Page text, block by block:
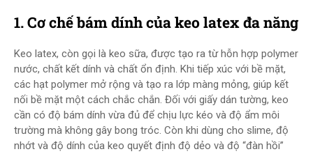
1. Cơ chế bám dính của keo latex đa năng
Keo latex, còn gọi là keo sữa, được tạo ra từ hỗn hợp polymer
nước, chất kết dính và chất ổn định. Khi tiếp xúc với bề mặt,
các hạt polymer mở rộng và tạo ra lớp màng mỏng, giúp kết
nối bề mặt một cách chắc chắn. Đối với giấy dán tường, keo
cần có độ bám dính vừa đủ để chịu lực kéo và độ ẩm môi
trường mà không gây bong tróc. Còn khi dùng cho slime, độ
nhớt và độ dính của keo quyết định độ dẻo và độ “đàn hồi”